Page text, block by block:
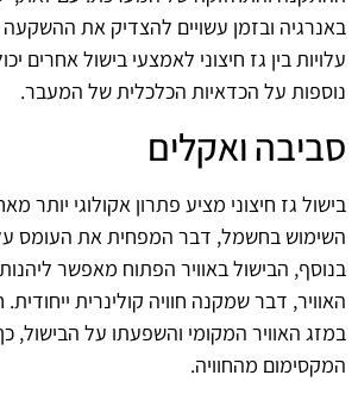
באנרגיה ובזמן עשויים להצדיק את
עלויות בין גז חיצוני לאמצעי בישול אחרים
נוספות על הכדאיות הכלכלית של המעבר.
סביבה ואקלים
בישול גז חיצוני מציע פתרון אקולוגי יותר
השימוש בחשמל, דבר המפחית את העומס
בנוסף, הבישול באוויר הפתוח מאפשר
האוויר, דבר שמקנה חוויה קולינרית
במזג האוויר המקומי והשפעתו על הבישול,
המקסימום מהחוויה.